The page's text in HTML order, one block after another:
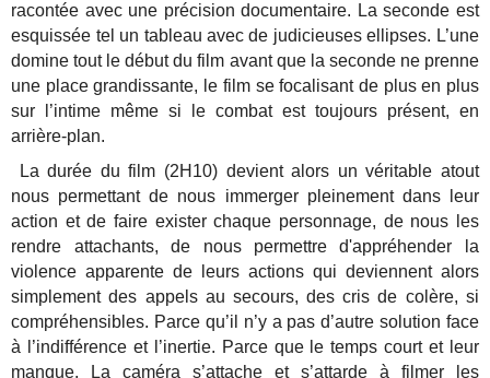
racontée avec une précision documentaire. La seconde est
esquissée tel un tableau avec de judicieuses ellipses. L’une
domine tout le début du film avant que la seconde ne prenne
une place grandissante, le film se focalisant de plus en plus
sur l’intime même si le combat est toujours présent, en
arrière-plan.
La durée du film (2H10) devient alors un véritable atout
nous permettant de nous immerger pleinement dans leur
action et de faire exister chaque personnage, de nous les
rendre attachants, de nous permettre d'appréhender la
violence apparente de leurs actions qui deviennent alors
simplement des appels au secours, des cris de colère, si
compréhensibles. Parce qu’il n’y a pas d’autre solution face
à l’indifférence et l’inertie. Parce que le temps court et leur
manque. La caméra s’attache et s’attarde à filmer les